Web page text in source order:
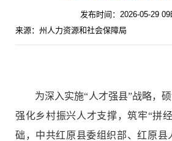
发布时间：2026-05-29 09
来源：州人力资源和社会保障局
为深入实施“人才强县”战略，
强化乡村振兴人才支撑，筑牢“拼
础，中共红原县委组织部、红原县